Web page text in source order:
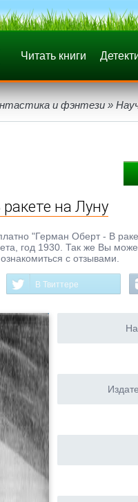
Читать книги
и фэнтези »
на Луну
"Герман Оберт - В
год 1930. Так же Вы
с отзывами.
В Твиттере